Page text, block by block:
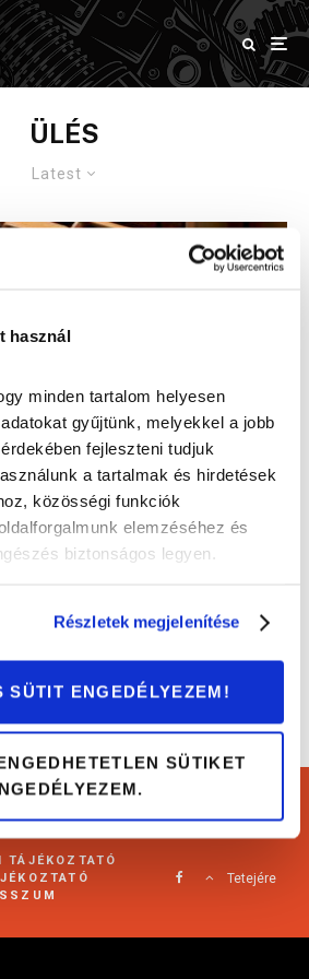
használ
minden tartalom helyesen
gyűjtünk, melyekkel a jobb
fejleszteni tudjuk
a tartalmak és hirdetések
közösségi funkciók
elemzéséhez és
biztonságos legyen.
Részletek megjelenítése
SÜTIT ENGEDÉLYEZEM!
SÜTIKET
ÜLÉS
Latest
extra
Cartárs Blog 2021
TÁJÉKOZTATÓ
Tetejére